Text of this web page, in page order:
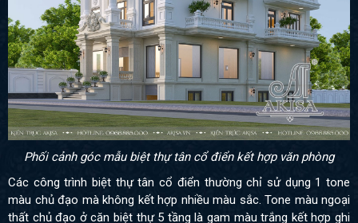
Phối cảnh góc mẫu biệt thự tân cổ điển kết hợp văn phòng
Các công trình biệt thự tân cổ điển thường chỉ sử dụng 1 tone
màu chủ đạo mà không kết hợp nhiều màu sắc. Tone màu ngoại
thất chủ đạo ở căn biệt thự 5 tầng là gam màu trắng kết hợp ghi